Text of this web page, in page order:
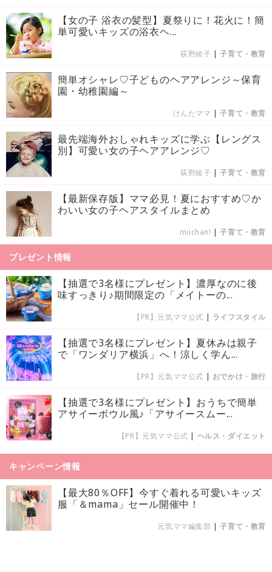
【女の子 浴衣の髪型】夏祭りに！花火に！簡
単可愛いキッズの浴衣ヘ...
荻野綾子 |子育て・教育
簡単オシャレ♡子どものヘアアレンジ～保育
園・幼稚園編～
けんたママ |子育て・教育
最先端海外おしゃれキッズに学ぶ【レングス
別】可愛い女の子ヘアアレンジ♡
荻野綾子 |子育て・教育
【最新保存版】ママ必見！夏におすすめ♡か
わいい女の子ヘアスタイルまとめ
miichan! |子育て・教育
プレゼント情報
【抽選で3名様にプレゼント】濃厚なのに後
味すっきり♪期間限定の「メイトーの...
【PR】元気ママ公式 | ライフスタイル
【抽選で3名様にプレゼント】夏休みは親子
で「ワンダリア横浜」へ！涼しく学ん...
【PR】元気ママ公式 | おでかけ・旅行
【抽選で3名様にプレゼント】おうちで簡単
アサイーボウル風♪「アサイースムー...
【PR】元気ママ公式 | ヘルス・ダイエット
キャンペーン情報
【最大80％OFF】今すぐ着れる可愛いキッズ
服「＆mama」セール開催中！
元気ママ編集部 |子育て・教育